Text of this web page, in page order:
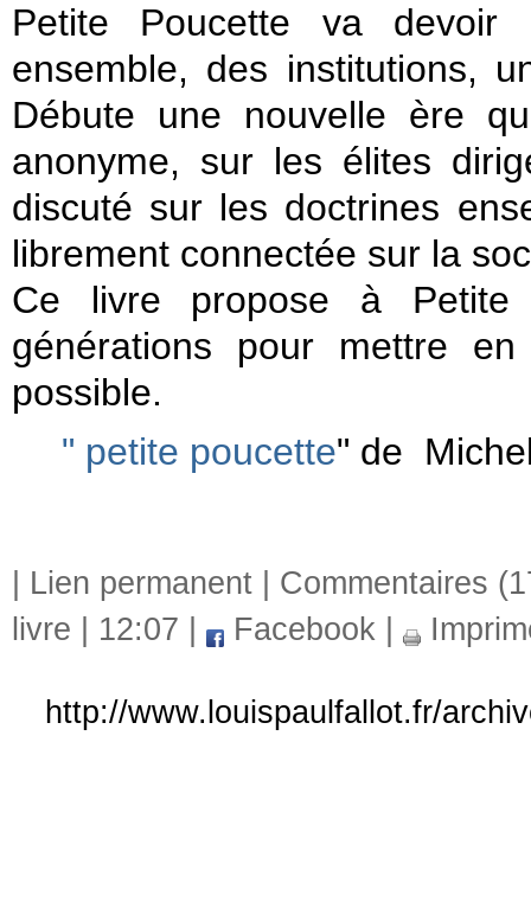
Petite Poucette va devoir
ensemble, des institutions,
Débute une nouvelle ère
anonyme, sur les élites
discuté sur les doctrines
librement connectée sur la
Ce livre propose à Petite
générations pour mettre
possible.
" petite poucette" de
Lien permanent
Commentaires
livre | 12:07 | Facebook
http://www.louispaulfallot.fr/